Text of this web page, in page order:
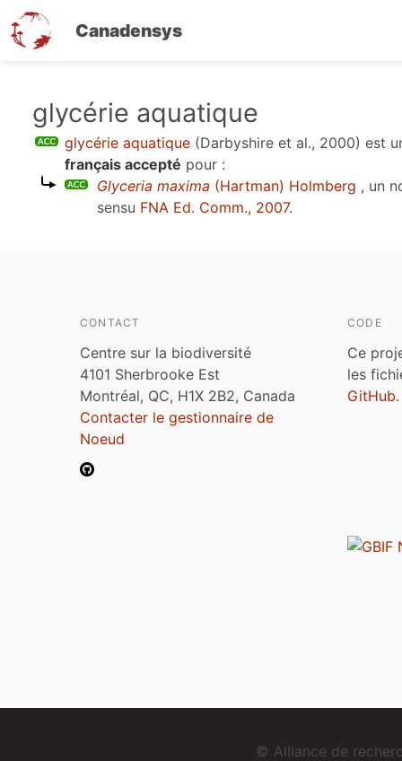
Canadensys
contenu
glycérie aquatique
glycérie aquatique (Darbyshire et al., 2000) est
français accepté pour :
Glyceria maxima (Hartman) Holmberg , un
sensu FNA Ed. Comm., 2007.
CONTACT
Centre sur la biodiversité
4101 Sherbrooke Est
Montréal, QC, H1X 2B2, Canada
Contacter le gestionnaire de
Noeud
CODE
Ce
les
GitHub.
© Alliance de